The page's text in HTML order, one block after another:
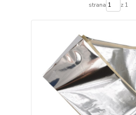
strana z 1